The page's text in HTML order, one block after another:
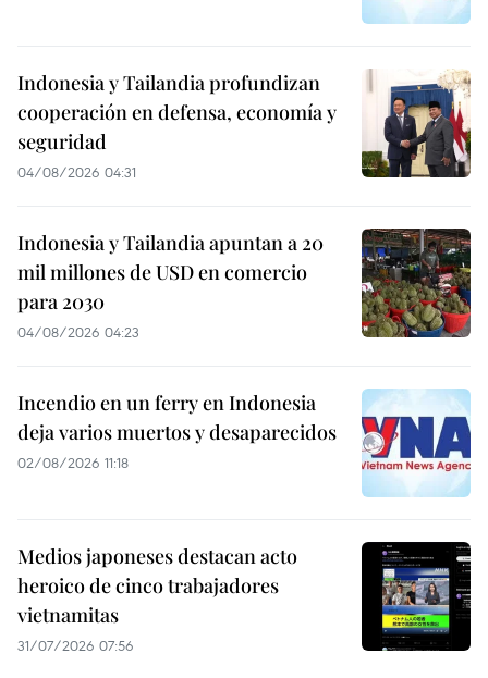
Indonesia y Tailandia profundizan
cooperación en defensa, economía y
seguridad
04/08/2026 04:31
Indonesia y Tailandia apuntan a 20
mil millones de USD en comercio
para 2030
04/08/2026 04:23
Incendio en un ferry en Indonesia
deja varios muertos y desaparecidos
02/08/2026 11:18
Medios japoneses destacan acto
heroico de cinco trabajadores
vietnamitas
31/07/2026 07:56